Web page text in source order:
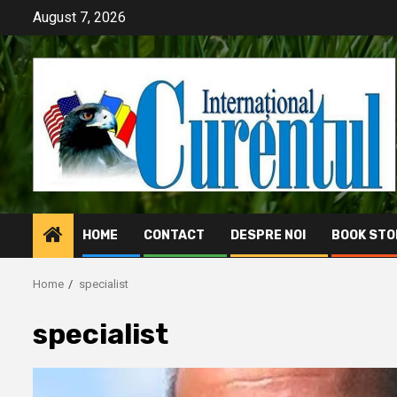
content
August 7, 2026
HOME CONTACT DESPRE NOI BOOK
Home specialist
specialist